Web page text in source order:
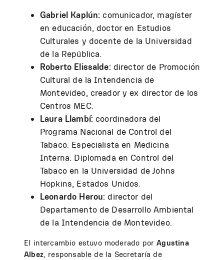
Gabriel Kaplún: comunicador, magíster
en educación, doctor en Estudios
Culturales y docente de la Universidad
de la República.
Roberto Elissalde: director de Promoción
Cultural de la Intendencia de
Montevideo, creador y ex director de los
Centros MEC.
Laura Llambí: coordinadora del
Programa Nacional de Control del
Tabaco. Especialista en Medicina
Interna. Diplomada en Control del
Tabaco en la Universidad de Johns
Hopkins, Estados Unidos.
Leonardo Herou: director del
Departamento de Desarrollo Ambiental
de la Intendencia de Montevideo.
El intercambio estuvo moderado porAgustina
Albez, responsable de la Secretaría de